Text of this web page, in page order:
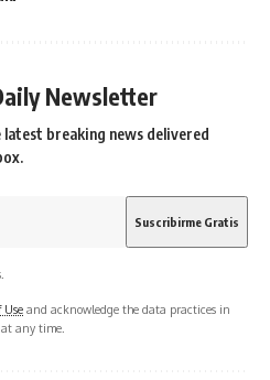
Newsletter
latest breaking news delivered
Use and acknowledge the data practices in
at any time.